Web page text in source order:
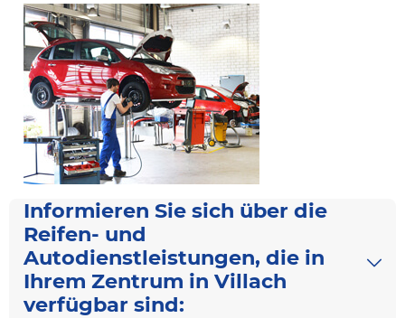
Informieren Sie sich über die
Reifen- und
Autodienstleistungen, die in
Ihrem Zentrum in Villach
verfügbar sind: